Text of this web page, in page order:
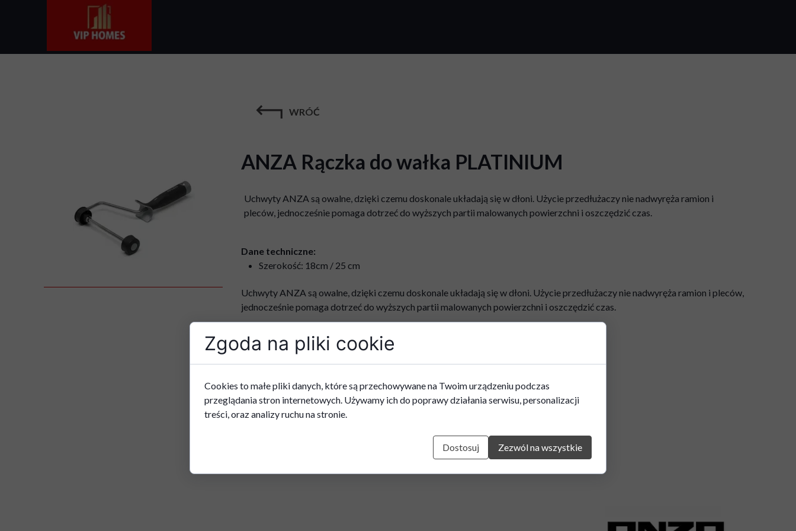
WRÓĆ
Dane techniczne:
Szerokość: 18cm / 25 cm
Uchwyty ANZA są owalne, dzięki czemu doskonale układają się w dłoni. Użycie przedłużaczy nie nadwyręża ramion i pleców,
jednocześnie pomaga dotrzeć do wyższych partii malowanych powierzchni i oszczędzić czas.
ANZA Rączka do wałka PLATINIUM
Uchwyty ANZA są owalne, dzięki czemu doskonale układają się w dłoni. Użycie przedłużaczy nie nadwyręża ramion i
pleców, jednocześnie pomaga dotrzeć do wyższych partii malowanych powierzchni i oszczędzić czas.
Zgoda na pliki cookie
Cookies to małe pliki danych, które są przechowywane na Twoim urządzeniu podczas
przeglądania stron internetowych. Używamy ich do poprawy działania serwisu, personalizacji
treści, oraz analizy ruchu na stronie.
Dostosuj Zezwól na wszystkie